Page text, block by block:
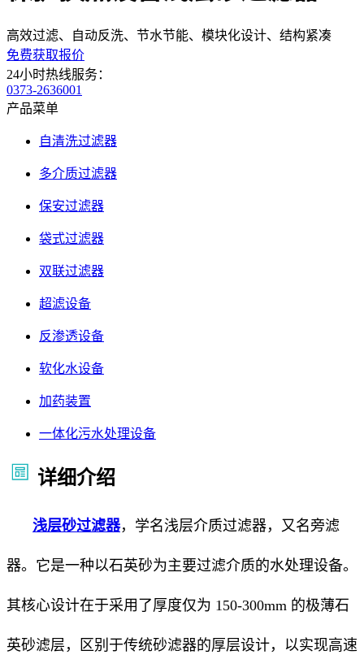
高效过滤、自动反洗、节水节能、模块化设计、结构紧凑
免费获取报价
24小时热线服务：
0373-2636001
产品菜单
自清洗过滤器
多介质过滤器
保安过滤器
袋式过滤器
双联过滤器
超滤设备
反渗透设备
软化水设备
加药装置
一体化污水处理设备
详细介绍
浅层砂过滤器，学名浅层介质过滤器，又名旁滤
器。它是一种以石英砂为主要过滤介质的水处理设备。
其核心设计在于采用了厚度仅为 150-300mm 的极薄石
英砂滤层，区别于传统砂滤器的厚层设计，以实现高速